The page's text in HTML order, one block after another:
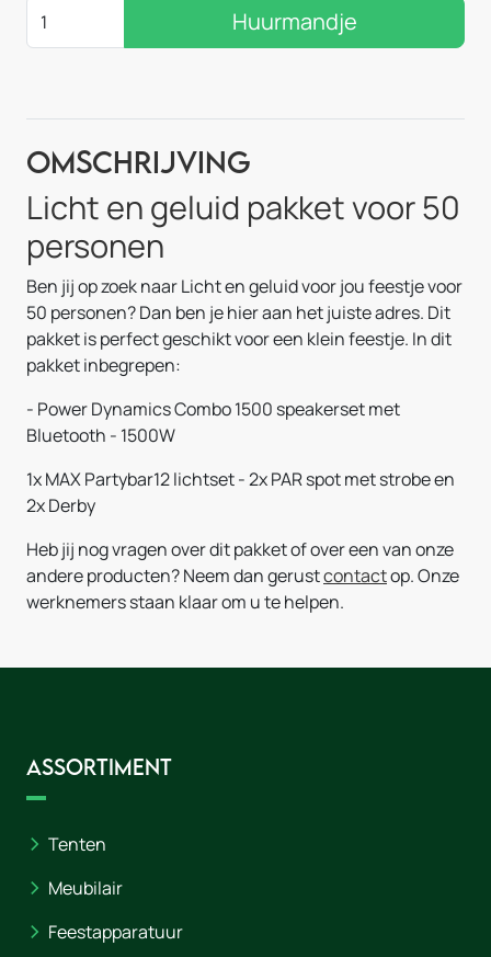
Huurmandje
Omschrijving
Licht en geluid pakket voor 50
personen
Ben jij op zoek naar Licht en geluid voor jou feestje voor
50 personen? Dan ben je hier aan het juiste adres. Dit
pakket is perfect geschikt voor een klein feestje. In dit
pakket inbegrepen:
- Power Dynamics Combo 1500 speakerset met
Bluetooth - 1500W
1xMAX Partybar12 lichtset - 2x PAR spot met strobe en
2x Derby
Heb jij nog vragen over dit pakket of over een van onze
andere producten? Neem dan gerustcontactop. Onze
werknemers staan klaar om u te helpen.
Assortiment
Tenten
Meubilair
Feestapparatuur